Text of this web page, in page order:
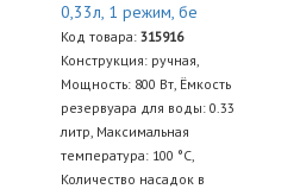
0,33л, 1 режим, бе
Код товара: 315916
Конструкция: ручная,
Мощность: 800 Вт, Ёмкость
резервуара для воды: 0.33
литр, Максимальная
температура: 100 °C,
Количество насадок в